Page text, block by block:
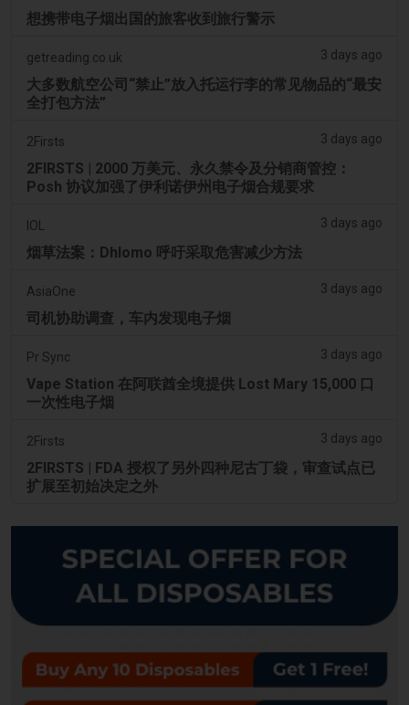
想携带电子烟出国的旅客收到旅行警示
getreading.co.uk 3 days ago
大多数航空公司“禁止”放入托运行李的常见物品的“最安
全打包方法”
2Firsts 3 days ago
2FIRSTS | 2000 万美元、永久禁令及分销商管控：
Posh 协议加强了伊利诺伊州电子烟合规要求
IOL 3 days ago
烟草法案：Dhlomo 呼吁采取危害减少方法
AsiaOne 3 days ago
司机协助调查，车内发现电子烟
Pr Sync 3 days ago
Vape Station 在阿联酋全境提供 Lost Mary 15,000 口
一次性电子烟
2Firsts 3 days ago
2FIRSTS | FDA 授权了另外四种尼古丁袋，审查试点已
扩展至初始决定之外